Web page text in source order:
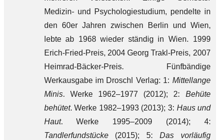
Medizin- und Psychologiestudium, pendelte in
den 60er Jahren zwischen Berlin und Wien,
lebte ab 1968 wieder ständig in Wien. 1999
Erich-Fried-Preis, 2004 Georg Trakl-Preis, 2007
Heimrad-Bäcker-Preis. Fünfbändige
Werkausgabe im Droschl Verlag: 1: Mittellange
Minis. Werke 1962–1977 (2012); 2: Behüte
behütet. Werke 1982–1993 (2013); 3: Haus und
Haut. Werke 1995–2009 (2014); 4:
Tandlerfundstücke(2015); 5: Das vorläufig